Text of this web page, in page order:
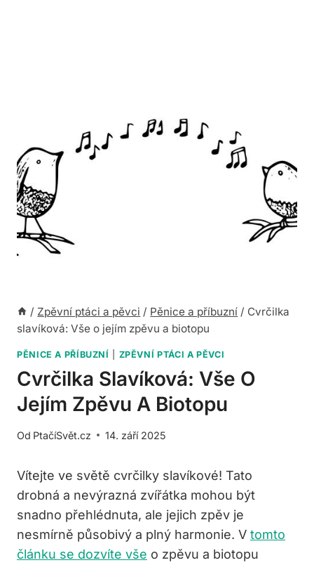
/ Zpěvní ptáci a pěvci / Pěnice a příbuzní / Cvrčilka
slavíková: Vše o jejím zpěvu a biotopu
PĚNICE A PŘÍBUZNÍ ZPĚVNÍ PTÁCI A PĚVCI
Cvrčilka Slavíková: Vše O
Jejím Zpěvu A Biotopu
Od PtačíSvět.cz 14. září 2025
Vítejte ve světě cvrčilky slavíkové! Tato
drobná a nevýrazná zvířátka mohou být
snadno přehlédnuta, ale jejich zpěv je
nesmírně působivý a plný harmonie. V tomto
článku se dozvíte vše o zpěvu a biotopu